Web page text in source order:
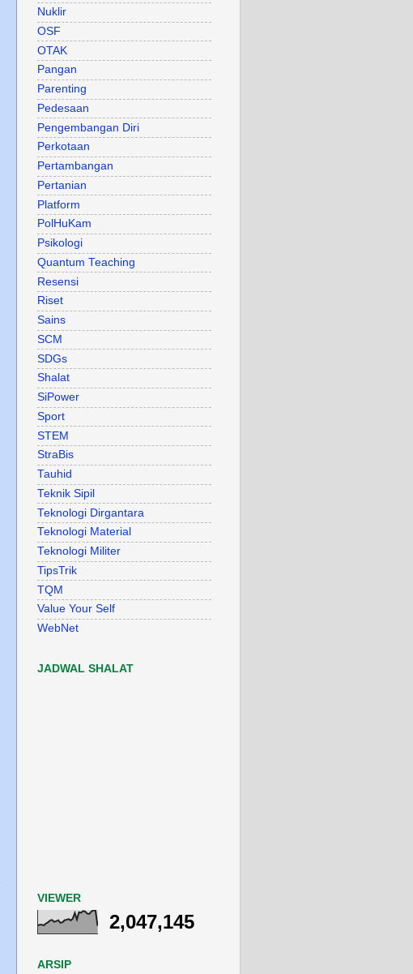
Nuklir
OSF
OTAK
Pangan
Parenting
Pedesaan
Pengembangan Diri
Perkotaan
Pertambangan
Pertanian
Platform
PolHuKam
Psikologi
Quantum Teaching
Resensi
Riset
Sains
SCM
SDGs
Shalat
SiPower
Sport
STEM
StraBis
Tauhid
Teknik Sipil
Teknologi Dirgantara
Teknologi Material
Teknologi Militer
TipsTrik
TQM
Value Your Self
WebNet
JADWAL SHALAT
VIEWER
2,047,145
ARSIP